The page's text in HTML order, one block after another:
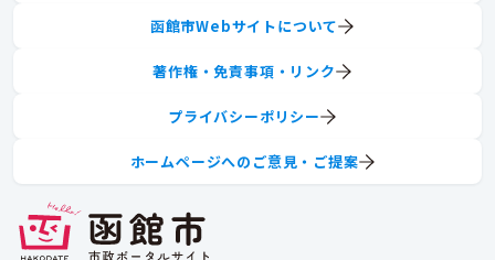
函館市Webサイトについて
著作権・免責事項・リンク
プライバシーポリシー
ホームページへのご意見・ご提案